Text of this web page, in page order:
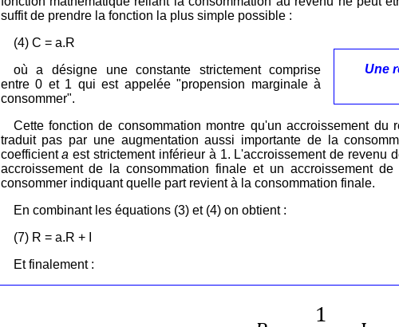
suffit de prendre la fonction la plus simple possible :
Une
(4) C = a.R
où a désigne une constante strictement comprise
entre 0 et 1 qui est appelée "propension marginale à
consommer".
Cette fonction de consommation montre qu'un accroissement
traduit pas par une augmentation aussi importante de la
coefficienta est strictement inférieur à 1. L'accroissement de revenu
accroissement de la consommation finale et un accroissement
consommer indiquant quelle part revient à la consommation finale.
En combinant les équations (3) et (4) on obtient :
(7) R = a.R + I
Et finalement :